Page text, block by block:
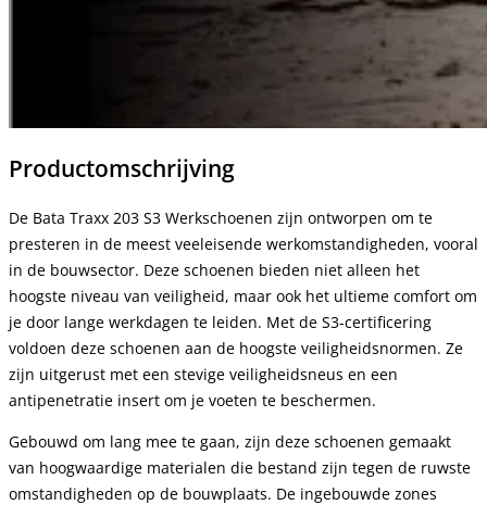
Productomschrijving
De Bata Traxx 203 S3 Werkschoenen zijn ontworpen om te
presteren in de meest veeleisende werkomstandigheden, vooral
in de bouwsector. Deze schoenen bieden niet alleen het
hoogste niveau van veiligheid, maar ook het ultieme comfort om
je door lange werkdagen te leiden. Met de S3-certificering
voldoen deze schoenen aan de hoogste veiligheidsnormen. Ze
zijn uitgerust met een stevige veiligheidsneus en een
antipenetratie insert om je voeten te beschermen.
Gebouwd om lang mee te gaan, zijn deze schoenen gemaakt
van hoogwaardige materialen die bestand zijn tegen de ruwste
omstandigheden op de bouwplaats. De ingebouwde zones